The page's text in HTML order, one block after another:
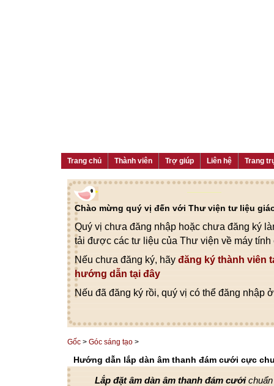
Trang chủ Thành viên Trợ giúp Liên hệ Trang
Chào mừng quý vị đến với Thư viện tư liệu
Quý vị chưa đăng nhập hoặc chưa đăng ký
tải được các tư liệu của Thư viện về máy tính
Nếu chưa đăng ký, hãy đăng ký thành viên
hướng dẫn tại đây
Nếu đã đăng ký rồi, quý vị có thể đăng nhập
Gốc > Góc sáng tạo >
Hướng dẫn lắp dàn âm thanh đám cưới cực
Lắp đặt âm dàn âm thanh đám cướichuẩn